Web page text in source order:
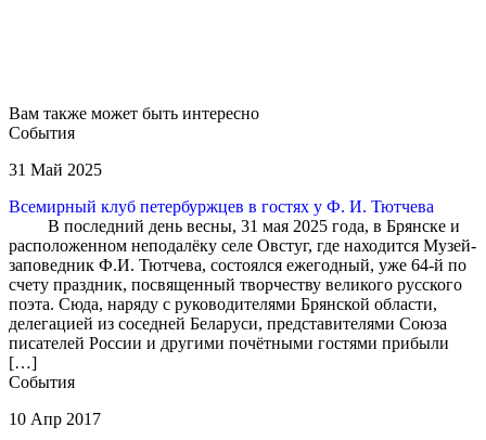
Вам также может быть интересно
События
31 Май 2025
Всемирный клуб петербуржцев в гостях у Ф. И. Тютчева
В последний день весны, 31 мая 2025 года, в Брянске и
расположенном неподалёку селе Овстуг, где находится Музей-
заповедник Ф.И. Тютчева, состоялся ежегодный, уже 64-й по
счету праздник, посвященный творчеству великого русского
поэта. Сюда, наряду с руководителями Брянской области,
делегацией из соседней Беларуси, представителями Союза
писателей России и другими почётными гостями прибыли
[…]
События
10 Апр 2017